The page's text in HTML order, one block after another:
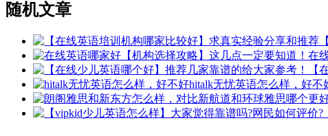
随机文章
在
【
hitalk无忧英语怎么样，好不